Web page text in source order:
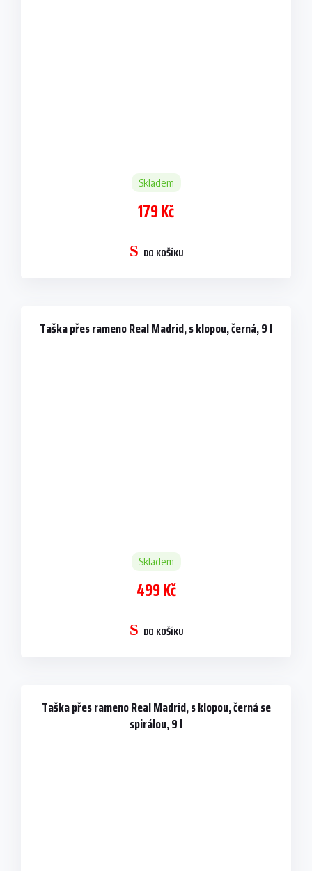
Skladem
179 Kč
DO KOŠÍKU
Taška přes rameno Real Madrid, s klopou, černá, 9 l
Skladem
499 Kč
DO KOŠÍKU
Taška přes rameno Real Madrid, s klopou, černá se
spirálou, 9 l